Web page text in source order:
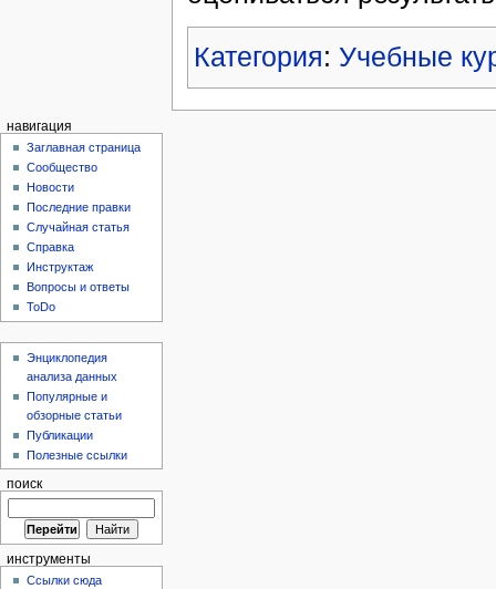
Категория: Учебные
навигация
Заглавная страница
Сообщество
Новости
Последние правки
Случайная статья
Справка
Инструктаж
Вопросы и ответы
ToDo
Энциклопедия
анализа данных
Популярные и
обзорные статьи
Публикации
Полезные ссылки
поиск
инструменты
Ссылки сюда